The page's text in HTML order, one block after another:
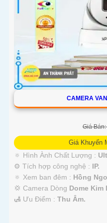
CAMERA
Giá
Giá Khuyến
🔅 Hình Ành Chất Lượng :
⚙ Tích hợp công nghệ : IP.
🔅 Xem ban đêm : Hồng
💢 Camera Dòng Dome Kim
️🛃 Ưu Điểm : Thu Âm.